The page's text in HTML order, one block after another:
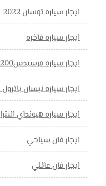
ايجار سياره توسان 2022
ايجار سياره فاخره
ايجار سياره مرسيدسE200 بالسائق
ايجار سياره نيسان باترول 2022
ايجار سياره هيونداي النترا
ايجار فان سياحي
ايجار فان عائلي